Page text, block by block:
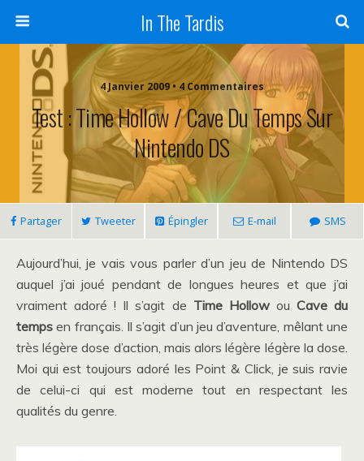
In The Tardis
4 Janvier 2009 • 4 Commentaires
Test : Time Hollow / Cave Du Temps Sur
Nintendo DS
Partager Tweeter Épingler E-mail SMS
Aujourd’hui, je vais vous parler d’un jeu de Nintendo DS
auquel j’ai joué pendant de longues heures et que j’ai
vraiment adoré ! Il s’agit de Time Hollow ou Cave du
temps en français. Il s’agit d’un jeu d’aventure, mêlant une
très légère dose d’action, mais alors légère légère la dose.
Moi qui est toujours adoré les Point & Click, je suis ravie
de celui-ci qui est moderne tout en respectant les
qualités du genre.